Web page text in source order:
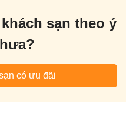
sạn theo ý
có ưu đãi